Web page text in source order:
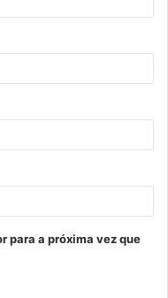
para a próxima vez que